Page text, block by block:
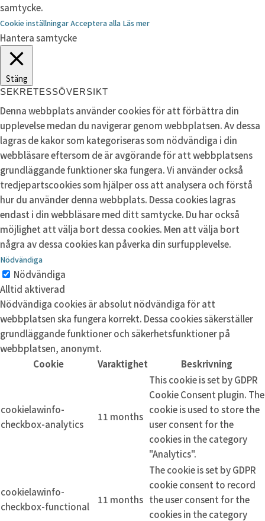
samtycke.
Cookie inställningarAcceptera alla Läs mer
Hantera samtycke
Stäng
SEKRETESSÖVERSIKT
Denna webbplats använder cookies för att förbättra din
upplevelse medan du navigerar genom webbplatsen. Av dessa
lagras de kakor som kategoriseras som nödvändiga i din
webbläsare eftersom de är avgörande för att webbplatsens
grundläggande funktioner ska fungera. Vi använder också
tredjepartscookies som hjälper oss att analysera och förstå
hur du använder denna webbplats. Dessa cookies lagras
endast i din webbläsare med ditt samtycke. Du har också
möjlighet att välja bort dessa cookies. Men att välja bort
några av dessa cookies kan påverka din surfupplevelse.
Nödvändiga
Nödvändiga
Alltid aktiverad
Nödvändiga cookies är absolut nödvändiga för att
webbplatsen ska fungera korrekt. Dessa cookies säkerställer
grundläggande funktioner och säkerhetsfunktioner på
webbplatsen, anonymt.
Cookie
Varaktighet Beskrivning
cookielawinfo-
checkbox-analytics
11 months
This cookie is set by GDPR
Cookie Consent plugin. The
cookie is used to store the
user consent for the
cookies in the category
"Analytics".
cookielawinfo-
checkbox-functional
11 months
The cookie is set by GDPR
cookie consent to record
the user consent for the
cookies in the category